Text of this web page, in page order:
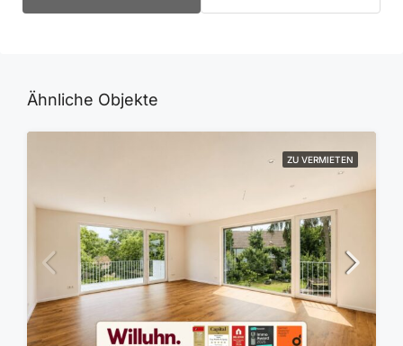
Ähnliche Objekte
ZU VERMIETEN